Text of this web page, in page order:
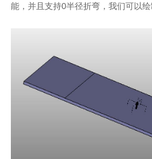
能，并且支持0半径折弯，我们可以绘